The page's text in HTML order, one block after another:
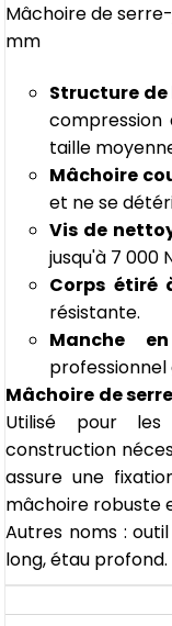
Mâchoire de
mm
Structure
compression
taille
Mâchoire
et ne se
Vis de
jusqu'à 7 000
Corps étiré
résistante.
Manche
Mâchoire de
Utilisé pour
construction
assure une
mâchoire robuste
Autres noms :
long, étau profond.